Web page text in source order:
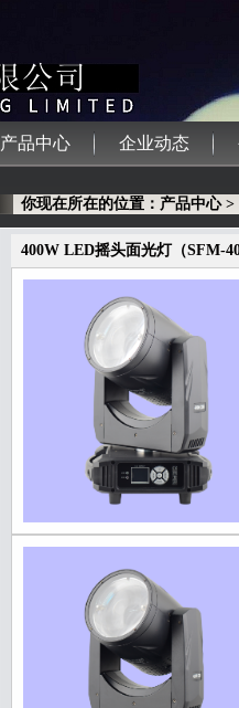
产品中心 企业动态
你现在所在的位置：产品中心
400W LED摇头面光灯（SFM-